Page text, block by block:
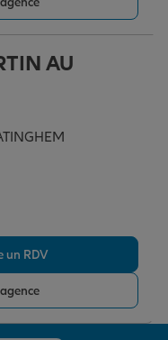
AU
un RDV